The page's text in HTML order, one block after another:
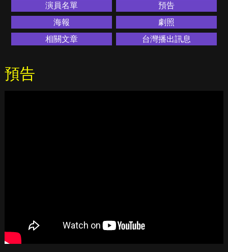
演員名單
預告
海報
劇照
相關文章
台灣播出訊息
預告